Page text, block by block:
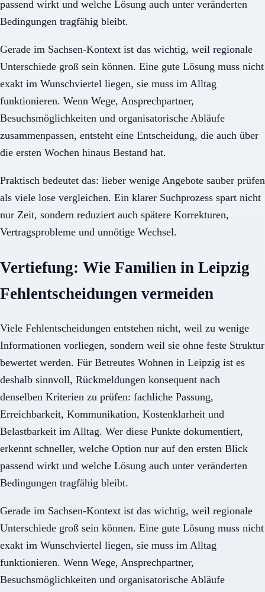
passend wirkt und welche Lösung auch unter veränderten
Bedingungen tragfähig bleibt.
Gerade im Sachsen-Kontext ist das wichtig, weil regionale
Unterschiede groß sein können. Eine gute Lösung muss nicht
exakt im Wunschviertel liegen, sie muss im Alltag
funktionieren. Wenn Wege, Ansprechpartner,
Besuchsmöglichkeiten und organisatorische Abläufe
zusammenpassen, entsteht eine Entscheidung, die auch über
die ersten Wochen hinaus Bestand hat.
Praktisch bedeutet das: lieber wenige Angebote sauber prüfen
als viele lose vergleichen. Ein klarer Suchprozess spart nicht
nur Zeit, sondern reduziert auch spätere Korrekturen,
Vertragsprobleme und unnötige Wechsel.
Vertiefung: Wie Familien in Leipzig
Fehlentscheidungen vermeiden
Viele Fehlentscheidungen entstehen nicht, weil zu wenige
Informationen vorliegen, sondern weil sie ohne feste Struktur
bewertet werden. Für Betreutes Wohnen in Leipzig ist es
deshalb sinnvoll, Rückmeldungen konsequent nach
denselben Kriterien zu prüfen: fachliche Passung,
Erreichbarkeit, Kommunikation, Kostenklarheit und
Belastbarkeit im Alltag. Wer diese Punkte dokumentiert,
erkennt schneller, welche Option nur auf den ersten Blick
passend wirkt und welche Lösung auch unter veränderten
Bedingungen tragfähig bleibt.
Gerade im Sachsen-Kontext ist das wichtig, weil regionale
Unterschiede groß sein können. Eine gute Lösung muss nicht
exakt im Wunschviertel liegen, sie muss im Alltag
funktionieren. Wenn Wege, Ansprechpartner,
Besuchsmöglichkeiten und organisatorische Abläufe